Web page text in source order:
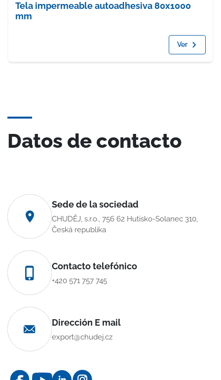
Tela impermeable autoadhesiva 80x1000
mm
Ver
Datos de contacto
Sede de la sociedad
CHUDĚJ, s.r.o., 756 62 Hutisko-Solanec 310,
Česká republika
Contacto telefónico
+420 571 757 745
Dirección E mail
export@chudej.cz